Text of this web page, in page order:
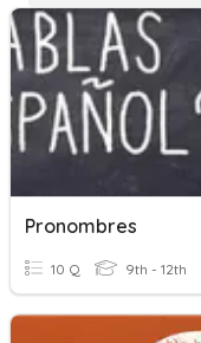
Pronombres
10 Q 9th - 12th